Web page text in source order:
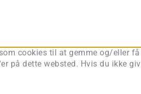
cookies til at gemme og/eller
på dette websted. Hvis du ikke